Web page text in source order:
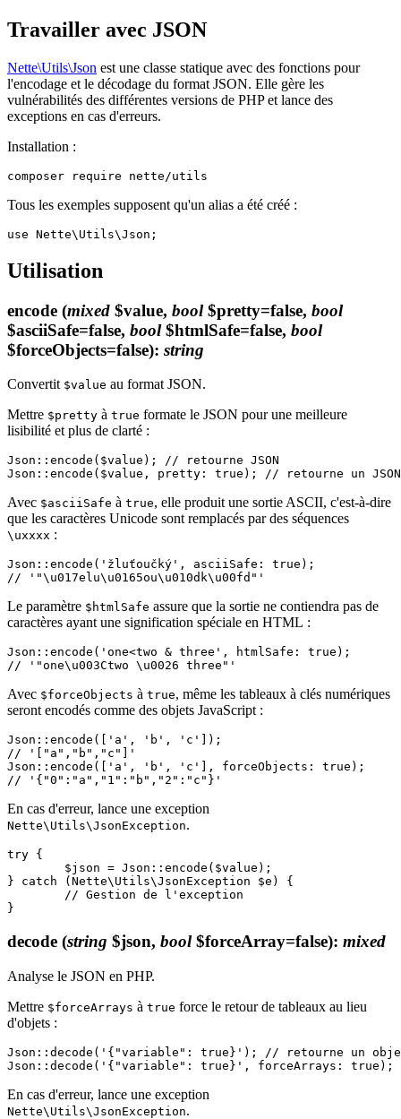
Travailler avec JSON
Nette\Utils\Json est une classe statique avec des fonctions pour
l'encodage et le décodage du format JSON. Elle gère les
vulnérabilités des différentes versions de PHP et lance des
exceptions en cas d'erreurs.
Installation :
Tous les exemples supposent qu'un alias a été créé :
Utilisation
encode (mixed $value, bool$pretty=false, bool
$asciiSafe=false, bool$htmlSafe=false, bool
$forceObjects=false): string
Convertit $value au format JSON.
Mettre $pretty à true formate le JSON pour une meilleure
lisibilité et plus de clarté :
Json::encode($value); // retourne JSON
Avec $asciiSafe à true, elle produit une sortie ASCII, c'est-à-dire
que les caractères Unicode sont remplacés par des séquences
\uxxxx :
Json::encode('žluťoučký', asciiSafe: true);
Le paramètre $htmlSafe assure que la sortie ne contiendra pas de
caractères ayant une signification spéciale en HTML :
Json::encode('one<two & three', htmlSafe: true);
Avec $forceObjects à true, même les tableaux à clés numériques
seront encodés comme des objets JavaScript :
Json::encode(['a', 'b', 'c']);
// '["a","b","c"]'
Json::encode(['a', 'b', 'c'], forceObjects: true);
En cas d'erreur, lance une exception
Nette\Utils\JsonException.
try {
} catch (Nette\Utils\JsonException $e) {
decode (string $json, bool$forceArray=false): mixed
Analyse le JSON en PHP.
Mettre $forceArrays à true force le retour de tableaux au lieu
d'objets :
Json::decode('{"variable": true}'); // retourne un
En cas d'erreur, lance une exception
Nette\Utils\JsonException.